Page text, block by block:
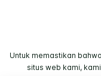
Untuk memastikan
situs web kami,